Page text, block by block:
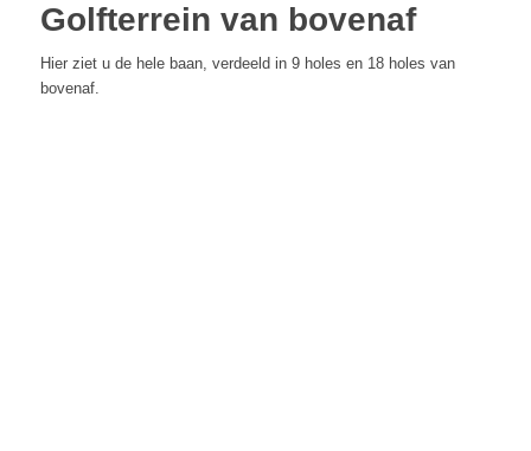
Golfterrein van bovenaf
Hier ziet u de hele baan, verdeeld in 9 holes en 18 holes van
bovenaf.